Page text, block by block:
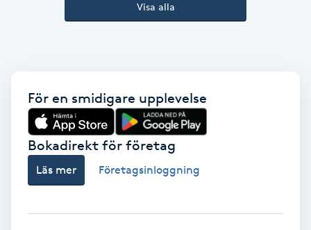
Klangmassage
Klippning
Visa alla
För en smidigare upplevelse
Bokadirekt för företag
Läs mer Företagsinloggning